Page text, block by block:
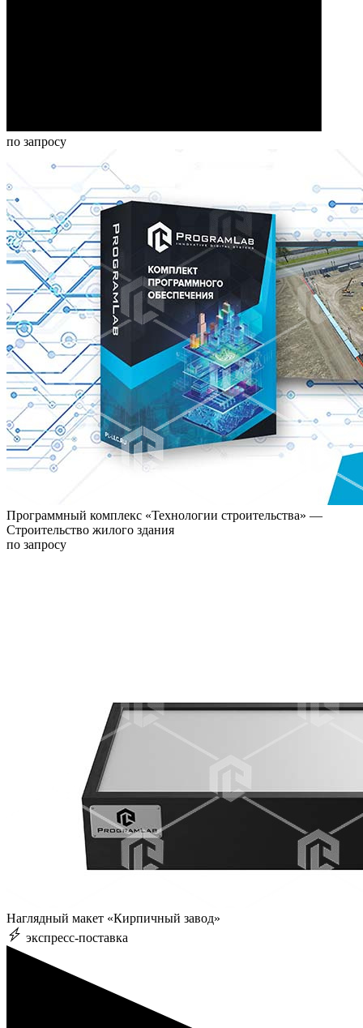
по запросу
Программный комплекс «Технологии строительства» —
Строительство жилого здания
по запросу
Наглядный макет «Кирпичный завод»
экспресс-поставка